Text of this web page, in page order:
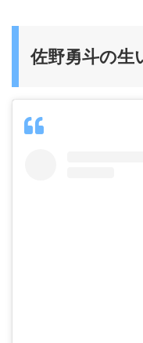
佐野勇斗の生